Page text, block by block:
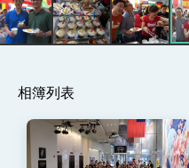
卓揆：臺美關稅
利戰略地位 全
外交部與數位
民調顯示多數國
「總合外交」與
總統以「韌性之
相簿列表